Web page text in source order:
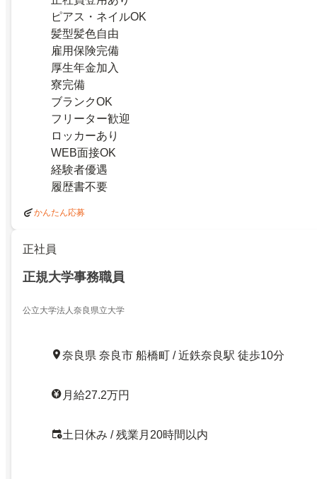
ピアス・ネイルOK
髪型髪色自由
雇用保険完備
厚生年金加入
寮完備
ブランクOK
フリーター歓迎
ロッカーあり
WEB面接OK
経験者優遇
履歴書不要
かんたん応募
正社員
正規大学事務職員
公立大学法人奈良県立大学
奈良県 奈良市 船橋町 / 近鉄奈良駅 徒歩10分
月給27.2万円
土日休み / 残業月20時間以内